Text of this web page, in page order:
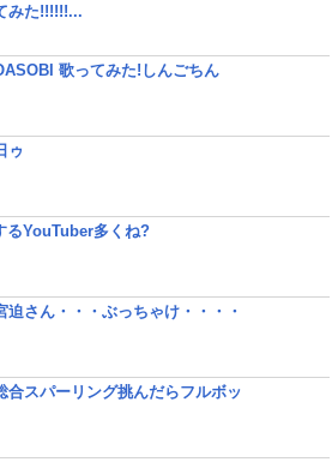
みた!!!!!!...
歌ってみた!しんごちん
ゥ
るYouTuber多くね?
迫さん・・・ぶっちゃけ・・・・
合スパーリング挑んだらフルボッ